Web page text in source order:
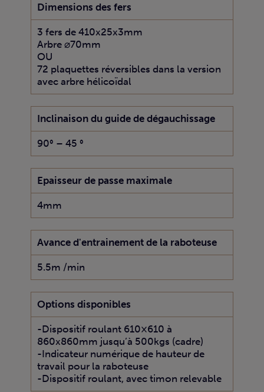
Dimensions des fers
3 fers de 410x25x3mm
Arbre ⌀70mm
OU
72 plaquettes réversibles dans la version
avec arbre hélicoïdal
Inclinaison du guide de dégauchissage
90° – 45 °
Epaisseur de passe maximale
4mm
Avance d'entrainement de la raboteuse
5.5m /min
Options disponibles
-Dispositif roulant 610×610 à
860x860mm jusqu’à 500kgs (cadre)
-Indicateur numérique de hauteur de
travail pour la raboteuse
-Dispositif roulant, avec timon relevable